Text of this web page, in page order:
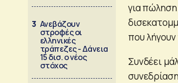
3 Ανεβάζουν
στροφές οι
ελληνικές
τράπεζες - Δάνεια
15 δισ. ο νέος
στόχος
για
που λήγουν
Συνδέει